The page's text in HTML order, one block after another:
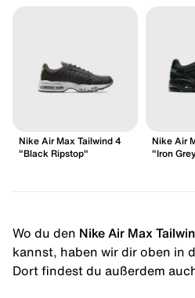
Nike Air Max Tailwind 4
"Black Ripstop"
Nike Air
"Iron
Wo du den Nike Air Max
kannst, haben wir dir oben in
Dort findest du außerdem